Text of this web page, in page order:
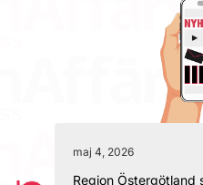
maj 4, 2026
Region Östergötland